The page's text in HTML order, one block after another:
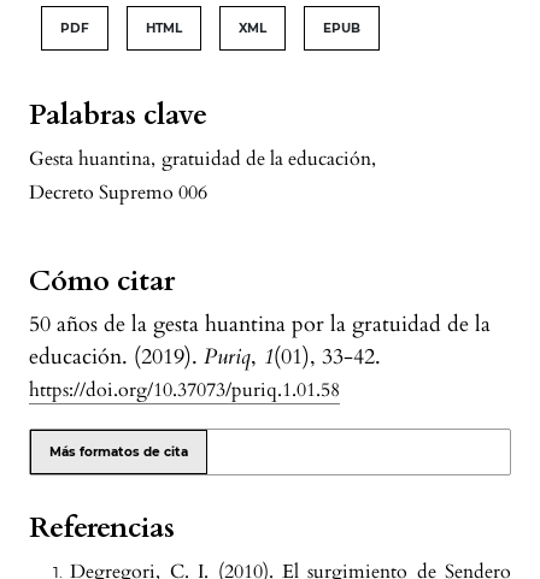
Palabras clave
Gesta huantina, gratuidad de la educación,
Decreto Supremo 006
Cómo citar
50 años de la gesta huantina por la gratuidad de la
educación. (2019). Puriq, 1(01), 33-42.
https://doi.org/10.37073/puriq.1.01.58
Más formatos de cita
PDF HTML XML EPUB
Referencias
Degregori, C. I. (2010). El surgimiento de Sendero